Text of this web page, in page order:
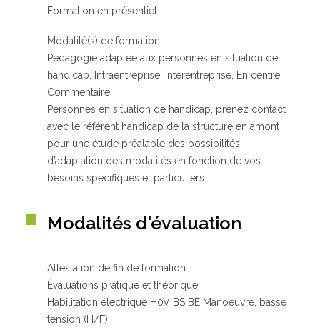
Formation en présentiel
Modalité(s) de formation :
Pédagogie adaptée aux personnes en situation de
handicap, Intraentreprise, Interentreprise, En centre
Commentaire :
Personnes en situation de handicap, prenez contact
avec le référent handicap de la structure en amont
pour une étude préalable des possibilités
d’adaptation des modalités en fonction de vos
besoins spécifiques et particuliers
Modalités d'évaluation
Attestation de fin de formation
Évaluations pratique et théorique.
Habilitation électrique H0V BS BE Manoeuvre, basse
tension (H/F)